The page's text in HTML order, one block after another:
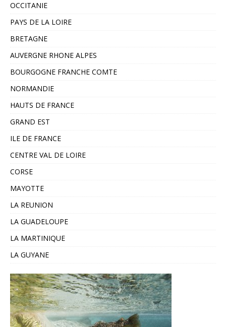
OCCITANIE
PAYS DE LA LOIRE
BRETAGNE
AUVERGNE RHONE ALPES
BOURGOGNE FRANCHE COMTE
NORMANDIE
HAUTS DE FRANCE
GRAND EST
ILE DE FRANCE
CENTRE VAL DE LOIRE
CORSE
MAYOTTE
LA REUNION
LA GUADELOUPE
LA MARTINIQUE
LA GUYANE